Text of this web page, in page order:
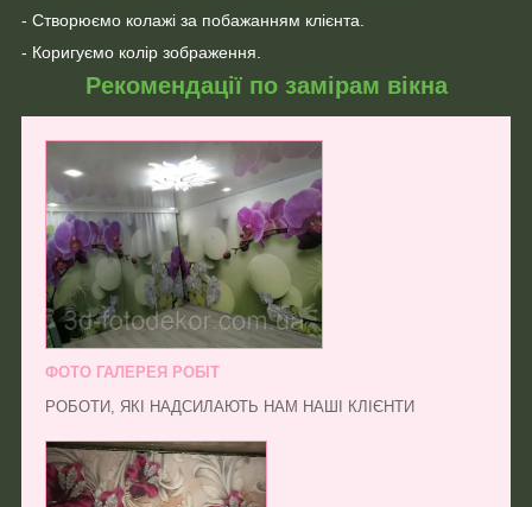
- Створюємо колажі за побажанням клієнта.
- Коригуємо колір зображення.
Рекомендації по замірам вікна
ФОТО ГАЛЕРЕЯ РОБІТ
РОБОТИ, ЯКІ НАДСИЛАЮТЬ НАМ НАШІ КЛІЄНТИ